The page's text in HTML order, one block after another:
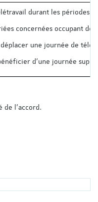
durant les périodes
concernées occupant
une journée de
d'une journée
de l’accord.
::